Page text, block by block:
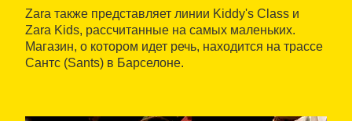
Zara также представляет линии Kiddy's Class и
Zara Kids, рассчитанные на самых маленьких.
Магазин, о котором идет речь, находится на трассе
Сантс (Sants) в Барселоне.